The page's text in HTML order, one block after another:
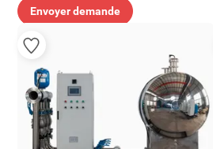
Envoyer demande